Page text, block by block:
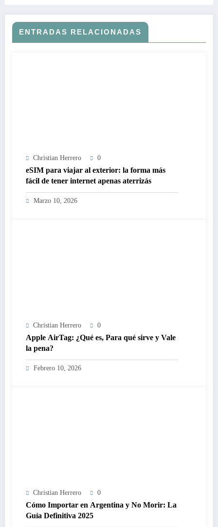
ENTRADAS RELACIONADAS
Christian Herrero 0
eSIM para viajar al exterior: la forma más
fácil de tener internet apenas aterrizás
Marzo 10, 2026
Christian Herrero 0
Apple AirTag: ¿Qué es, Para qué sirve y Vale
la pena?
Febrero 10, 2026
Christian Herrero 0
Cómo Importar en Argentina y No Morir: La
Guía Definitiva 2025